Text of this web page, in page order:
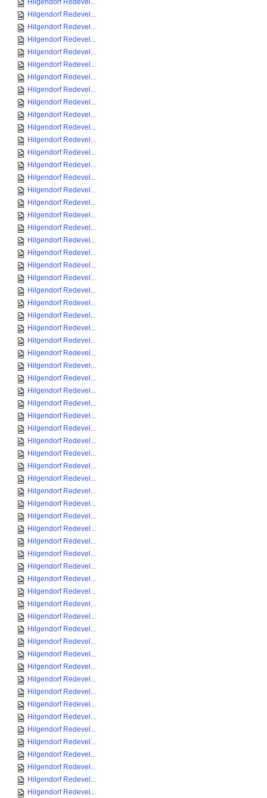
Hilgendorf Redevel...
Hilgendorf Redevel...
Hilgendorf Redevel...
Hilgendorf Redevel...
Hilgendorf Redevel...
Hilgendorf Redevel...
Hilgendorf Redevel...
Hilgendorf Redevel...
Hilgendorf Redevel...
Hilgendorf Redevel...
Hilgendorf Redevel...
Hilgendorf Redevel...
Hilgendorf Redevel...
Hilgendorf Redevel...
Hilgendorf Redevel...
Hilgendorf Redevel...
Hilgendorf Redevel...
Hilgendorf Redevel...
Hilgendorf Redevel...
Hilgendorf Redevel...
Hilgendorf Redevel...
Hilgendorf Redevel...
Hilgendorf Redevel...
Hilgendorf Redevel...
Hilgendorf Redevel...
Hilgendorf Redevel...
Hilgendorf Redevel...
Hilgendorf Redevel...
Hilgendorf Redevel...
Hilgendorf Redevel...
Hilgendorf Redevel...
Hilgendorf Redevel...
Hilgendorf Redevel...
Hilgendorf Redevel...
Hilgendorf Redevel...
Hilgendorf Redevel...
Hilgendorf Redevel...
Hilgendorf Redevel...
Hilgendorf Redevel...
Hilgendorf Redevel...
Hilgendorf Redevel...
Hilgendorf Redevel...
Hilgendorf Redevel...
Hilgendorf Redevel...
Hilgendorf Redevel...
Hilgendorf Redevel...
Hilgendorf Redevel...
Hilgendorf Redevel...
Hilgendorf Redevel...
Hilgendorf Redevel...
Hilgendorf Redevel...
Hilgendorf Redevel...
Hilgendorf Redevel...
Hilgendorf Redevel...
Hilgendorf Redevel...
Hilgendorf Redevel...
Hilgendorf Redevel...
Hilgendorf Redevel...
Hilgendorf Redevel...
Hilgendorf Redevel...
Hilgendorf Redevel...
Hilgendorf Redevel...
Hilgendorf Redevel...
Hilgendorf Redevel...